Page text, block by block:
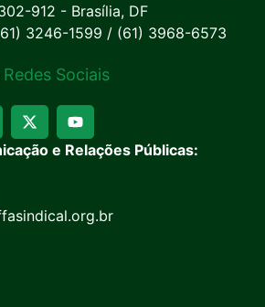
912 - Brasília, DF
3246-1599 / (61) 3968-6573
Sociais
e Relações Públicas: